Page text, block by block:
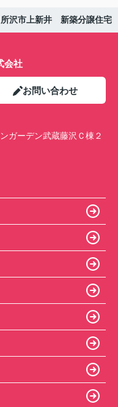
所沢市上新井 新築分譲住宅
会社
お問い合わせ
ガーデン武蔵藤沢Ｃ棟２